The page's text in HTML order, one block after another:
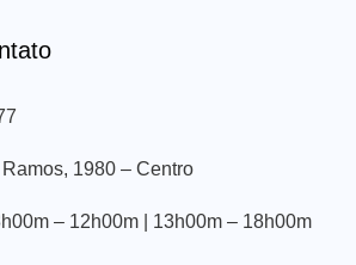
1980 – Centro
– 12h00m | 13h00m – 18h00m